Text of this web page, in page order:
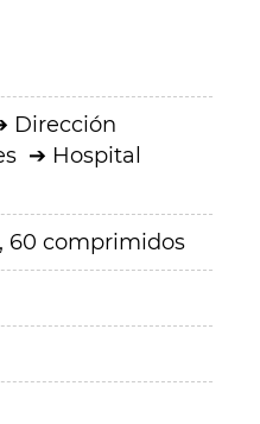
Dirección
Hospital
60 comprimidos